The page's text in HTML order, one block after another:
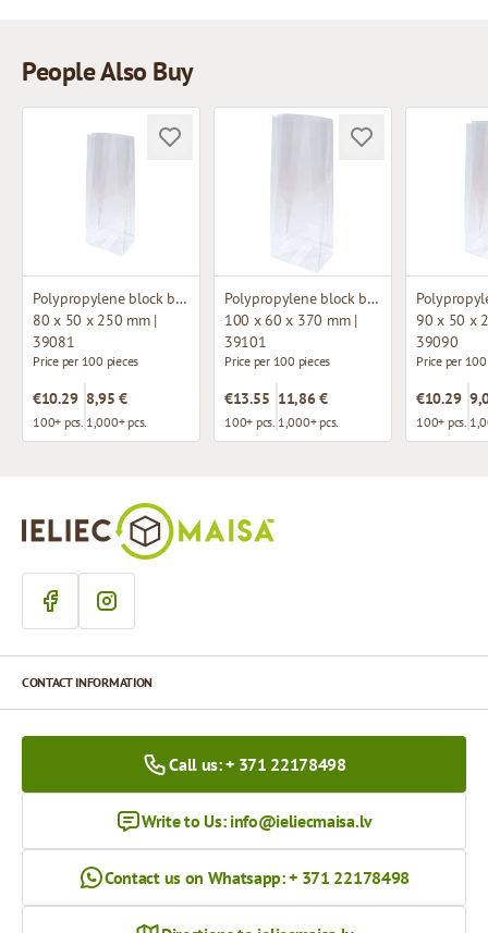
People Also Buy
Polypropylene block bottom bag
80 x 50 x 250 mm |
39081
Price per 100 pieces
€10.29
100+ pcs.
8,95 €
1,000+ pcs.
Polypropylene block bottom bag
100 x 60 x 370 mm |
39101
Price per 100 pieces
€13.55
100+ pcs.
11,86 €
1,000+ pcs.
90 x 50 x
39090
Price per
€10.29
100+ pcs.
CONTACT INFORMATION
Call us: + 371 22178498
Write to Us: info@ieliecmaisa.lv
Contact us on Whatsapp: + 371 22178498